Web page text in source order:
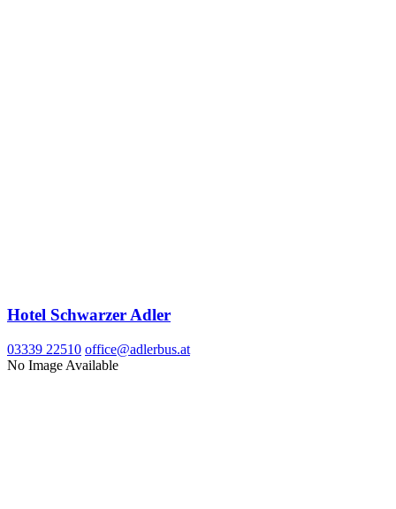
Hotel Schwarzer Adler
03339 22510 office@adlerbus.at
No Image Available